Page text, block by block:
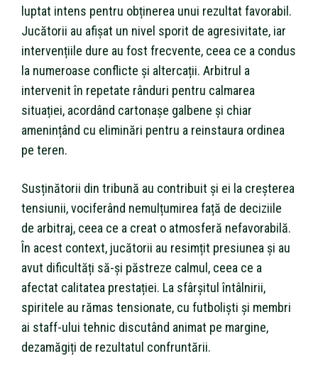
luptat intens pentru obținerea unui rezultat favorabil.
Jucătorii au afișat un nivel sporit de agresivitate, iar
intervențiile dure au fost frecvente, ceea ce a condus
la numeroase conflicte și altercații. Arbitrul a
intervenit în repetate rânduri pentru calmarea
situației, acordând cartonașe galbene și chiar
amenințând cu eliminări pentru a reinstaura ordinea
pe teren.
Susținătorii din tribună au contribuit și ei la creșterea
tensiunii, vociferând nemulțumirea față de deciziile
de arbitraj, ceea ce a creat o atmosferă nefavorabilă.
În acest context, jucătorii au resimțit presiunea și au
avut dificultăți să-și păstreze calmul, ceea ce a
afectat calitatea prestației. La sfârșitul întâlnirii,
spiritele au rămas tensionate, cu futboliști și membri
ai staff-ului tehnic discutând animat pe margine,
dezamăgiți de rezultatul confruntării.